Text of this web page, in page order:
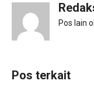
Pos lain
Pos terkait